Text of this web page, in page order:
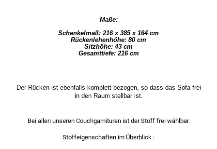
Maße:
Schenkelmaß: 216 x 385 x 164 cm
Rückenlehenhöhe: 80 cm
Sitzhöhe: 43 cm
Gesamttiefe: 216 cm
Der Rücken ist ebenfalls komplett bezogen, so dass das Sofa frei
in den Raum stellbar ist.
Bei allen unseren Couchgarnituren ist der Stoff frei wählbar.
Stoffeigenschaften im Überblick :